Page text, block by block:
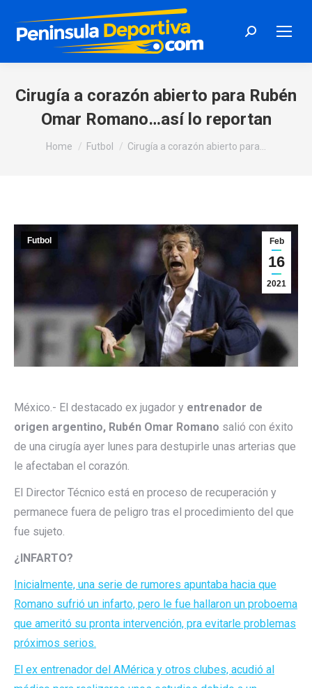
Search:
Cirugía a corazón abierto para Rubén
Omar Romano…así lo reportan
You are here:
Home Futbol Cirugía a corazón abierto para…
Feb
16
2021
Futbol
México.- El destacado ex jugador y entrenador de
origen argentino, Rubén Omar Romano salió con éxito
de una cirugía ayer lunes para destupirle unas arterias que
le afectaban el corazón.
El Director Técnico está en proceso de recuperación y
permanece fuera de peligro tras el procedimiento del que
fue sujeto.
¿INFARTO?
Inicialmente, una serie de rumores apuntaba hacia que
Romano sufrió un infarto, pero le fue hallaron un proboema
que ameritó su pronta intervención, pra evitarle problemas
próximos serios.
El ex entrenador del AMérica y otros clubes, acudió al